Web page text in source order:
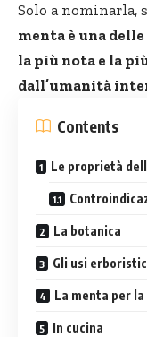
Solo a nominarla,
menta è una delle
la più nota e la
dall’umanità
Contents
Le proprietà
La botanica
Gli usi
La menta per la
In cucina